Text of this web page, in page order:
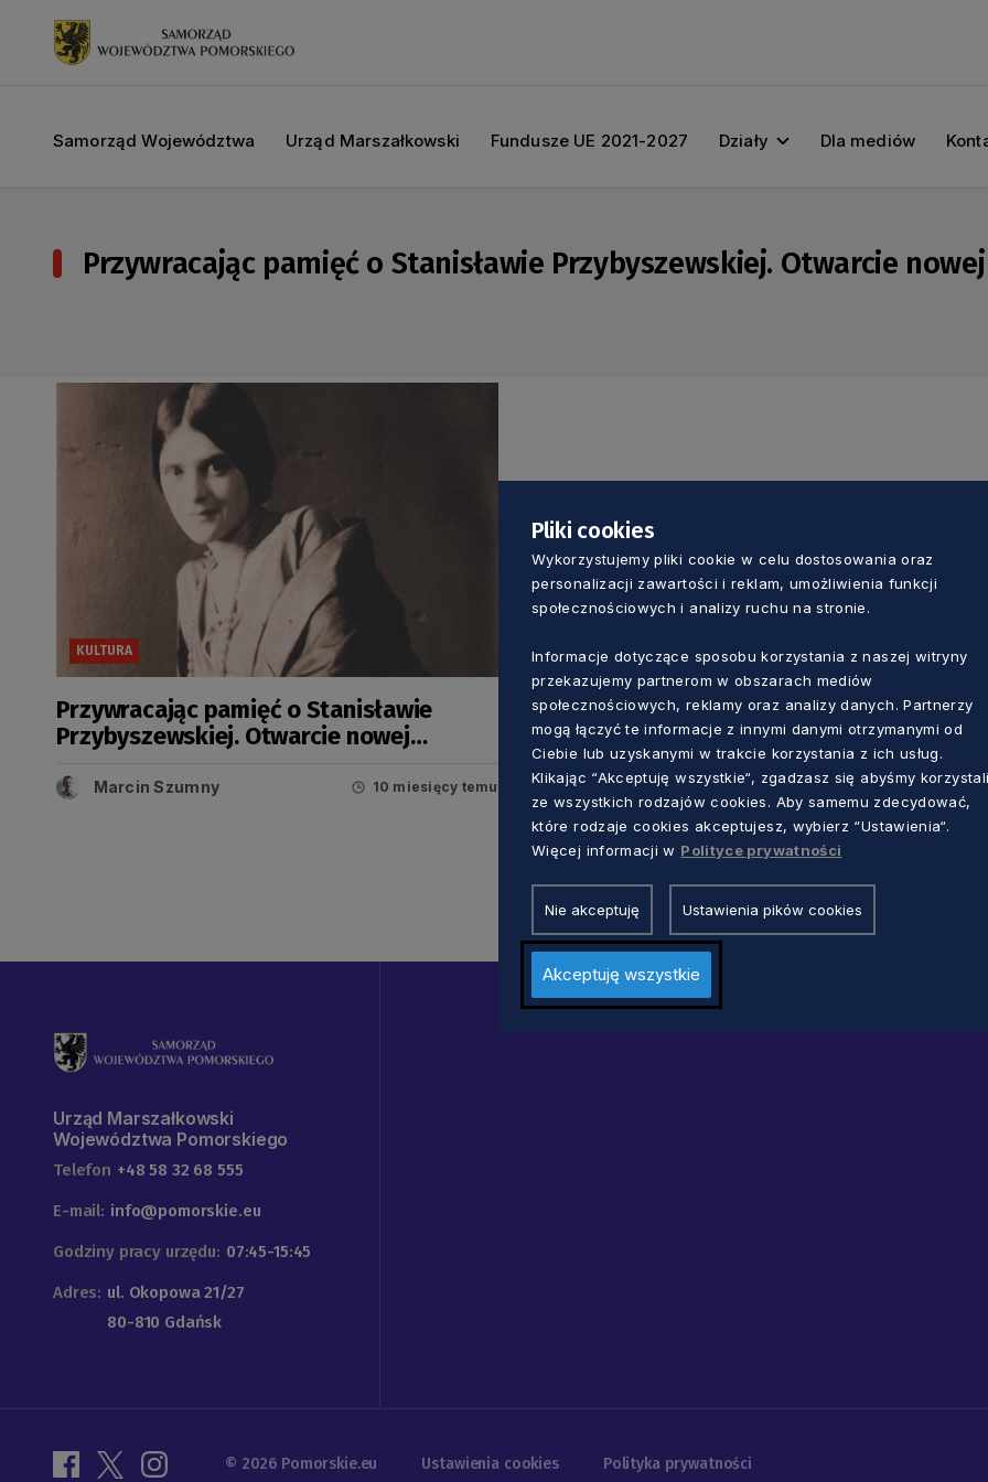
Samorząd Województwa Urząd Marszałkowski Fundusze UE 2021-2027 Działy Dla mediów
Przywracając pamięć o Stanisławie Przybyszewskiej. Otwarcie
KULTURA
Przywracając pamięć o Stanisławie
Przybyszewskiej. Otwarcie nowej
Marcin Szumny 10 miesięcy temu
Urząd Marszałkowski
Województwa Pomorskiego
Telefon +48 58 32 68 555
E-mail: info@pomorskie.eu
Godziny pracy urzędu: 07:45-15:45
Adres: ul. Okopowa 21/27
80-810 Gdańsk
© 2026 Pomorskie.eu Ustawienia cookies Polityka prywatności
Pliki cookies
Wykorzystujemy pliki cookie w celu dostosowania oraz
personalizacji zawartości i reklam, umożliwienia funkcji
społecznościowych i analizy ruchu na stronie.
Informacje dotyczące sposobu korzystania z naszej witryny
przekazujemy partnerom w obszarach mediów
społecznościowych, reklamy oraz analizy danych. Partnerzy
mogą łączyć te informacje z innymi danymi otrzymanymi od
Ciebie lub uzyskanymi w trakcie korzystania z ich usług.
Klikając “Akceptuję wszystkie“, zgadzasz się abyśmy
ze wszystkich rodzajów cookies. Aby samemu zdecydować,
które rodzaje cookies akceptujesz, wybierz “Ustawienia“.
Więcej informacji w Polityce prywatności
Nie akceptuję Ustawienia pików cookies
Akceptuję wszystkie